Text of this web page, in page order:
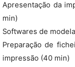
Apresentação da
min)
Softwares de
Preparação de
impressão (40 min)